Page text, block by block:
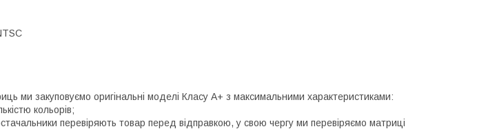
ми закуповуємо оригінальні моделі Класу А+ з максимальними характеристиками:
кольорів;
перевіряють товар перед відправкою, у свою чергу ми перевіряємо матриці